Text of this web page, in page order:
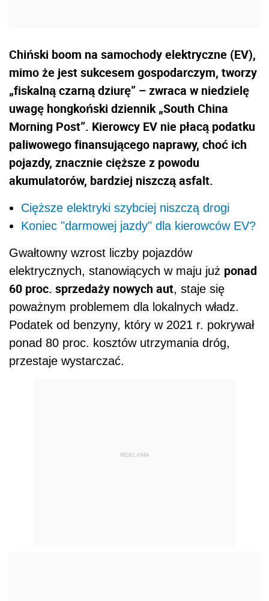
Chiński boom na samochody elektryczne (EV),
mimo że jest sukcesem gospodarczym, tworzy
„fiskalną czarną dziurę” – zwraca w niedzielę
uwagę hongkoński dziennik „South China
Morning Post”. Kierowcy EV nie płacą podatku
paliwowego finansującego naprawy, choć ich
pojazdy, znacznie cięższe z powodu
akumulatorów, bardziej niszczą asfalt.
Cięższe elektryki szybciej niszczą drogi
Koniec "darmowej jazdy" dla kierowców EV?
Gwałtowny wzrost liczby pojazdów
elektrycznych, stanowiących w maju już ponad
60 proc. sprzedaży nowych aut, staje się
poważnym problemem dla lokalnych władz.
Podatek od benzyny, który w 2021 r. pokrywał
ponad 80 proc. kosztów utrzymania dróg,
przestaje wystarczać.
REKLAMA